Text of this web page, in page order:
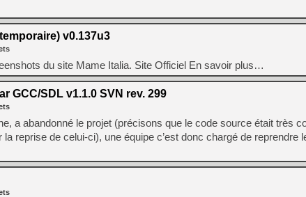
v0.137u3
du site Mame Italia. Site Officiel En savoir plus…
GCC/SDL v1.1.0 SVN rev. 299
a abandonné le projet (précisons que le code source était très
reprise de celui-ci), une équipe c’est donc chargé de reprendre